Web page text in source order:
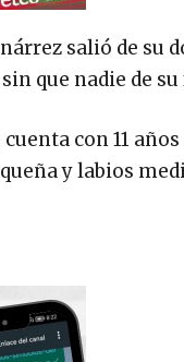
salió de su
que nadie de
con 11
y labios